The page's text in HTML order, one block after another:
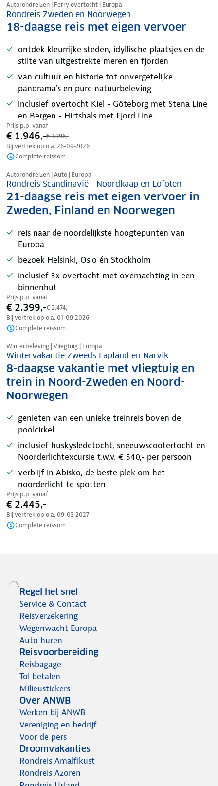
Autorondreizen | Ferry overtocht | Europa
Rondreis Zweden en Noorwegen
18-daagse reis met eigen vervoer
ontdek kleurrijke steden, idyllische plaatsjes en de
stilte van uitgestrekte meren en fjorden
van cultuur en historie tot onvergetelijke
panorama’s en pure natuurbeleving
inclusief overtocht Kiel - Göteborg met Stena Line
en Bergen - Hirtshals met Fjord Line
Prijs p.p. vanaf
€ 1.946,-€ 1.996,-
Bij vertrek op o.a. 26-09-2026
Complete reissom
Nazomer korting
Autorondreizen | Auto | Europa
Rondreis Scandinavië - Noordkaap en Lofoten
21-daagse reis met eigen vervoer in
Zweden, Finland en Noorwegen
reis naar de noordelijkste hoogtepunten van
Europa
bezoek Helsinki, Oslo én Stockholm
inclusief 3x overtocht met overnachting in een
binnenhut
Prijs p.p. vanaf
€ 2.399,-€ 2.474,-
Bij vertrek op o.a. 01-09-2026
Complete reissom
Nieuw in ons aanbod
Winterbeleving | Vliegtuig | Europa
Wintervakantie Zweeds Lapland en Narvik
8-daagse vakantie met vliegtuig en
trein in Noord-Zweden en Noord-
Noorwegen
genieten van een unieke treinreis boven de
poolcirkel
inclusief huskysledetocht, sneeuwscootertocht en
Noorderlichtexcursie t.w.v. € 540,- per persoon
verblijf in Abisko, de beste plek om het
noorderlicht te spotten
Prijs p.p. vanaf
€ 2.445,-
Bij vertrek op o.a. 09-03-2027
Complete reissom
Regel het snel
Service & Contact
Reisverzekering
Wegenwacht Europa
Auto huren
Reisvoorbereiding
Reisbagage
Tol betalen
Milieustickers
Over ANWB
Werken bij ANWB
Vereniging en bedrijf
Voor de pers
Droomvakanties
Rondreis Amalfikust
Rondreis Azoren